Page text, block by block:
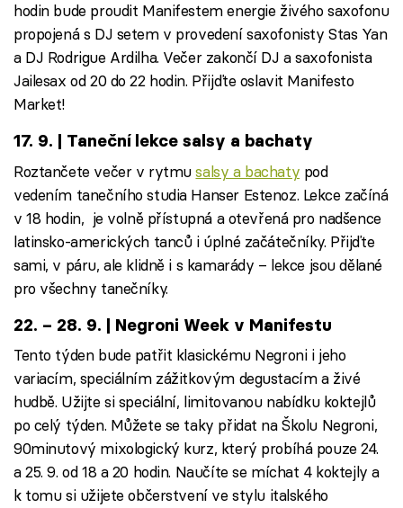
hodin bude proudit Manifestem energie živého saxofonu
propojená s DJ setem v provedení saxofonisty Stas Yan
a DJ Rodrigue Ardilha. Večer zakončí DJ a saxofonista
Jailesax od 20 do 22 hodin. Přijďte oslavit Manifesto
Market!
17. 9. | Taneční lekce salsy a bachaty
Roztančete večer v rytmusalsy a bachaty pod
vedením tanečního studia Hanser Estenoz. Lekce začíná
v 18 hodin, je volně přístupná a otevřená pro nadšence
latinsko-amerických tanců i úplné začátečníky. Přijďte
sami, v páru, ale klidně i s kamarády – lekce jsou dělané
pro všechny tanečníky.
22. – 28. 9. | Negroni Week v Manifestu
Tento týden bude patřit klasickému Negroni i jeho
variacím, speciálním zážitkovým degustacím a živé
hudbě. Užijte si speciální, limitovanou nabídku koktejlů
po celý týden. Můžete se taky přidat na Školu Negroni,
90minutový mixologický kurz, který probíhá pouze 24.
a 25. 9. od 18 a 20 hodin. Naučíte se míchat 4 koktejly a
k tomu si užijete občerstvení ve stylu italského